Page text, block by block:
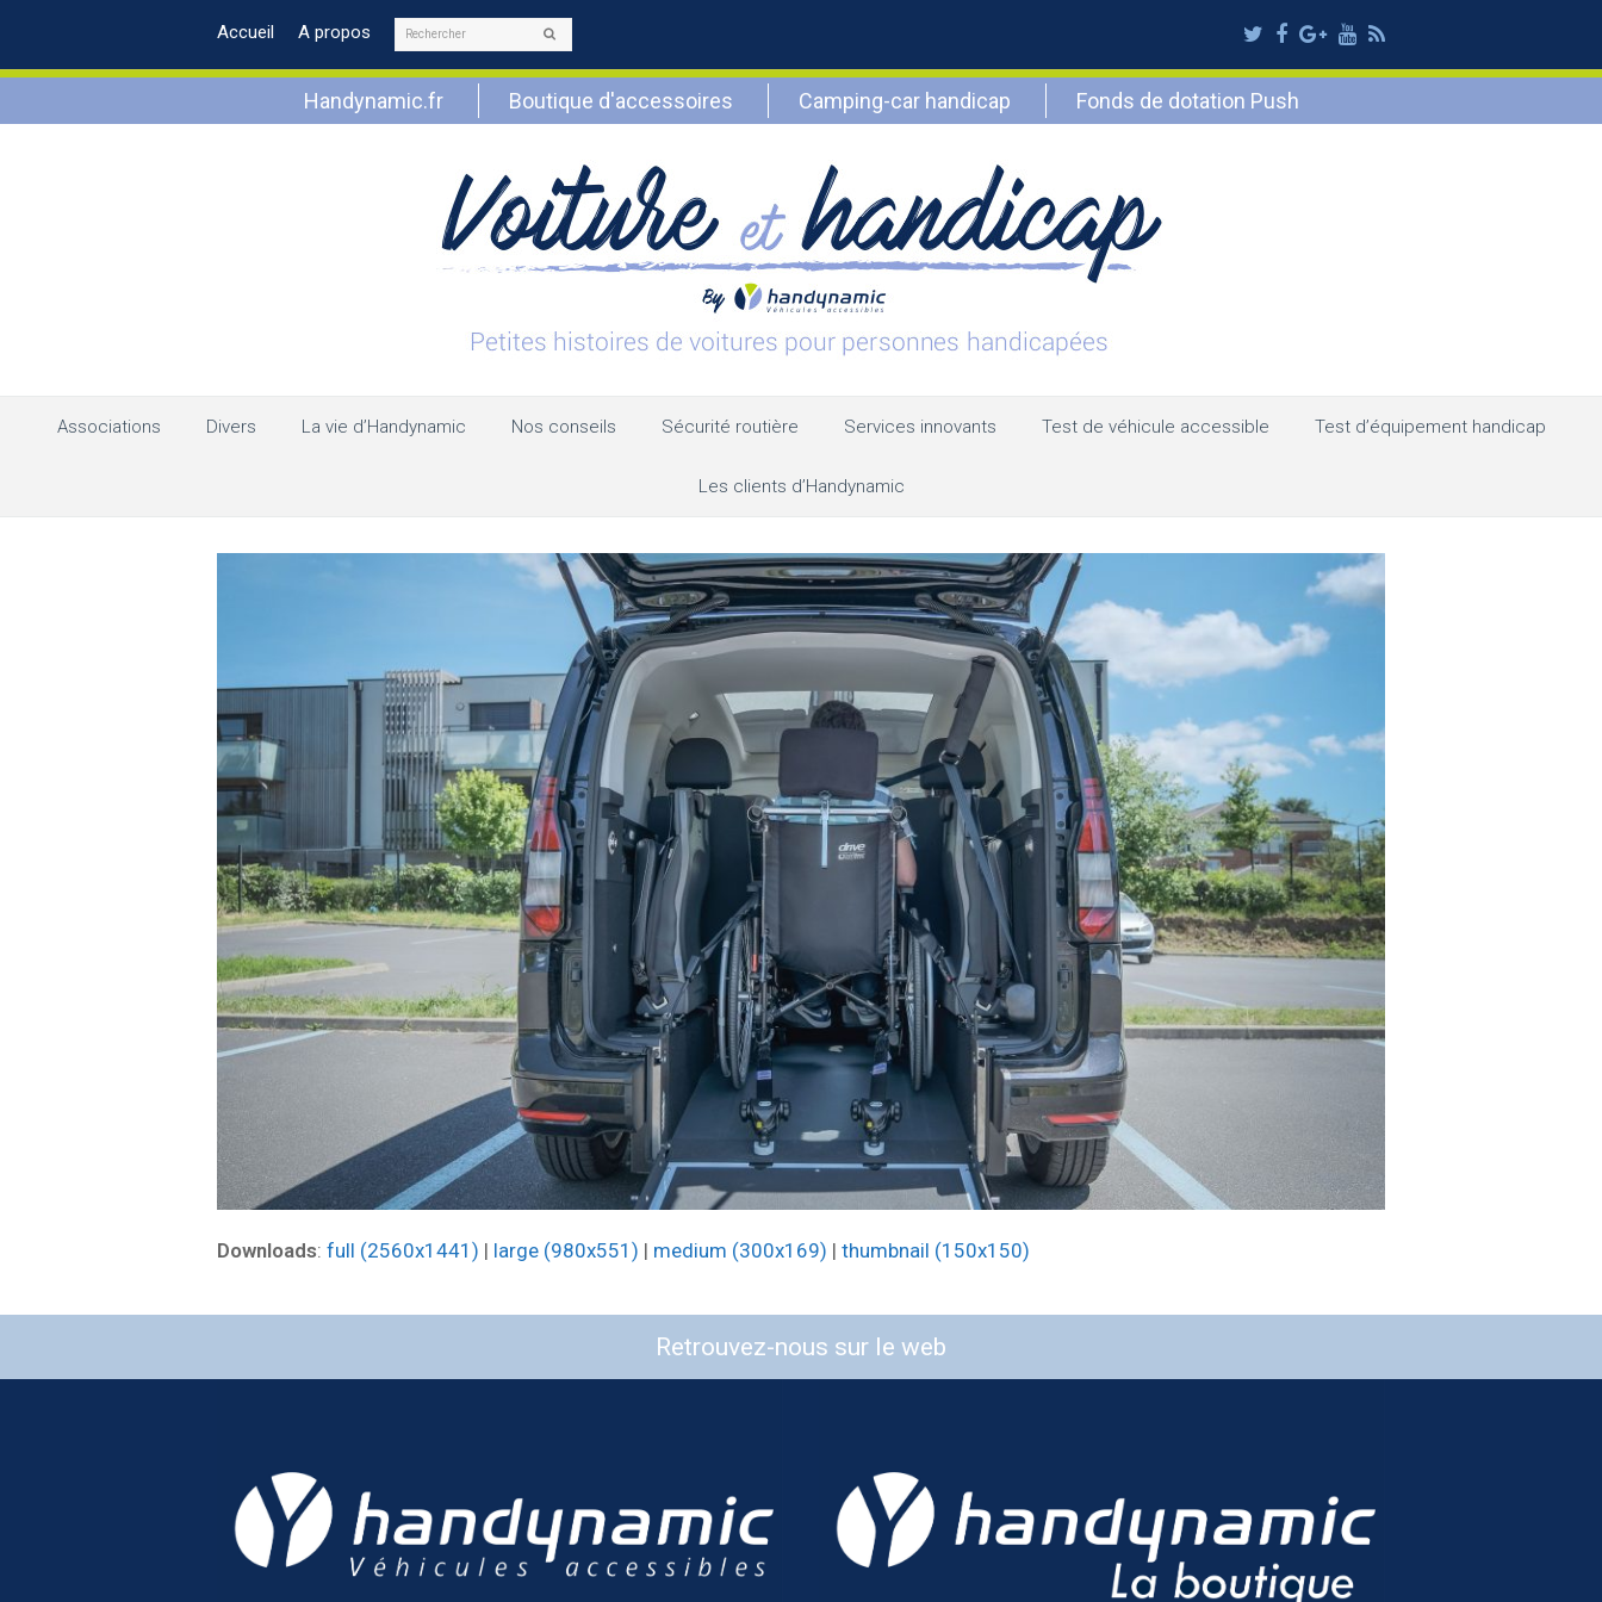
Accueil A propos Rechercher Twitter
Facebook
Google
Plus
Youtube
RSS
Handynamic.fr Boutique d'accessoires Camping-car handicap Fonds de dotation Push
Associations Divers La vie d’Handynamic Nos conseils Sécurité routière Services innovants Test de véhicule accessible Test d’équipement handicap
Les clients d’Handynamic
Downloads: full (2560x1441) | large (980x551) | medium (300x169) | thumbnail (150x150)
Retrouvez-nous sur le web